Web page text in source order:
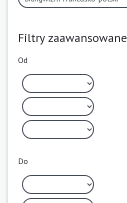
Filtry zaawansowane
Od
Do